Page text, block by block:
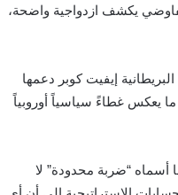
يكشف ازدواجية واضحة،
إيفيت كوبر دعمها
ما يعكس غطاءً سياسياً أوروبياً
أسماه “ضربة محدودة” لا